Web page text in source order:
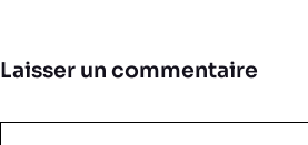
Laisser un commentaire